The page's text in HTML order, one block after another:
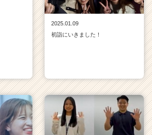
2025.01.09
初詣にいきました！